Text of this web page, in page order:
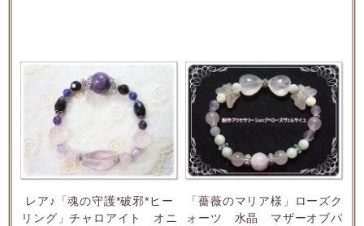
レア♪「魂の守護*破邪*ヒー
リング」チャロアイト オニ
「薔薇のマリア様」ローズク
ォーツ 水晶 マザーオブパ